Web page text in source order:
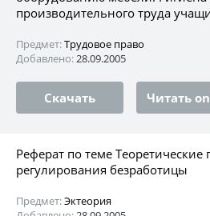
производительного труда
Предмет:Трудовое право
Добавлено:28.09.2005
Скачать Читать
Реферат по теме
регулирования безработицы
Предмет:Эктеория